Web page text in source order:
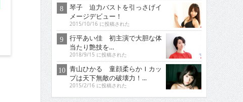
琴子 迫力バストを引っさげイ
メージデビュー！
2015/10/16 に投稿された
行平あい佳 初主演で大胆な体
当たり艶技を…
2018/9/15 に投稿された
青山ひかる 童顔柔らかＩカッ
プは天下無敵の破壊力！...
2015/2/16 に投稿された